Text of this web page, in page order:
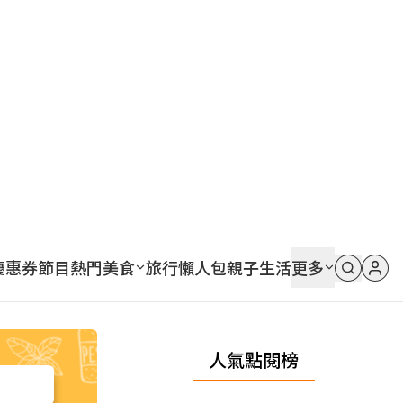
惠券節目熱門美食 旅行懶人包親子生活更多
人氣點閱榜